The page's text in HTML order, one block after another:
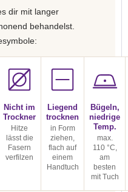
dir mit langer
behandelst.
Nicht im
Trockner
Hitze
lässt die
Fasern
verfilzen
Liegend
trocknen
in Form
ziehen,
flach auf
einem
Handtuch
Bügeln,
niedrige
Temp.
max.
110 °C,
am
besten
mit Tuch